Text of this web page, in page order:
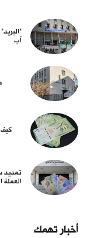
آب
كيف
تمديد
العملة
أخبار تهمك